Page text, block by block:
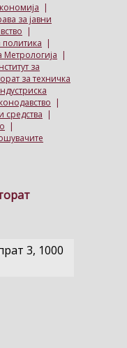
|
за јавни
|
политика |
Метрологија |
за
за техничка
|
средства |
|
3, 1000